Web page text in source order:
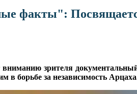
факты":
вниманию зрителя
борьбе за независимость